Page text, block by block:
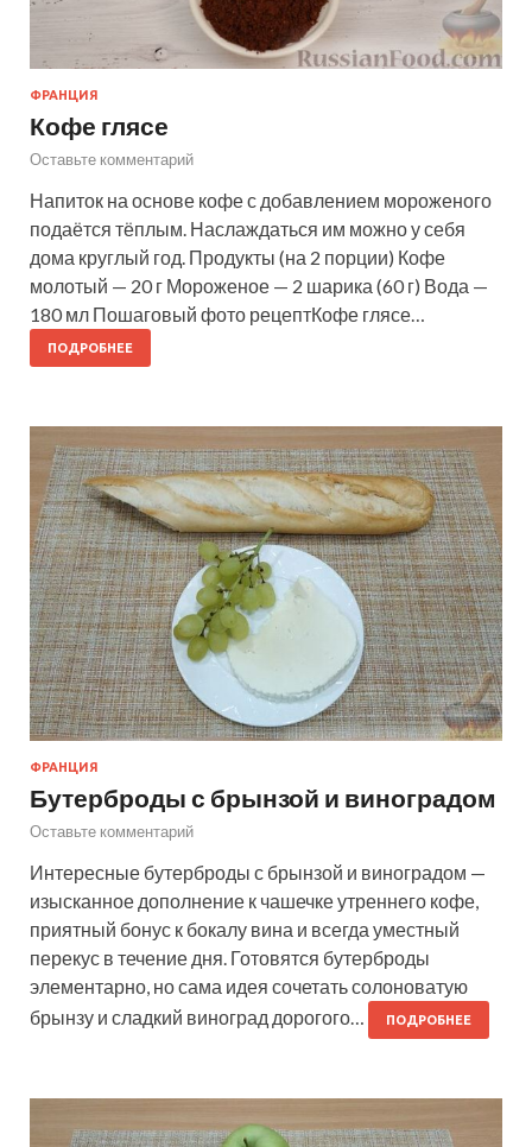
ФРАНЦИЯ
Кофе глясе
Оставьте комментарий
Напиток на основе кофе с добавлением мороженого
подаётся тёплым. Наслаждаться им можно у себя
дома круглый год. Продукты (на 2 порции) Кофе
молотый — 20 г Мороженое — 2 шарика (60 г) Вода —
180 мл Пошаговый фото рецептКофе глясе…
ПОДРОБНЕЕ
ФРАНЦИЯ
Бутерброды с брынзой и виноградом
Оставьте комментарий
Интересные бутерброды с брынзой и виноградом —
изысканное дополнение к чашечке утреннего кофе,
приятный бонус к бокалу вина и всегда уместный
перекус в течение дня. Готовятся бутерброды
элементарно, но сама идея сочетать солоноватую
брынзу и сладкий виноград дорогого…
ПОДРОБНЕЕ